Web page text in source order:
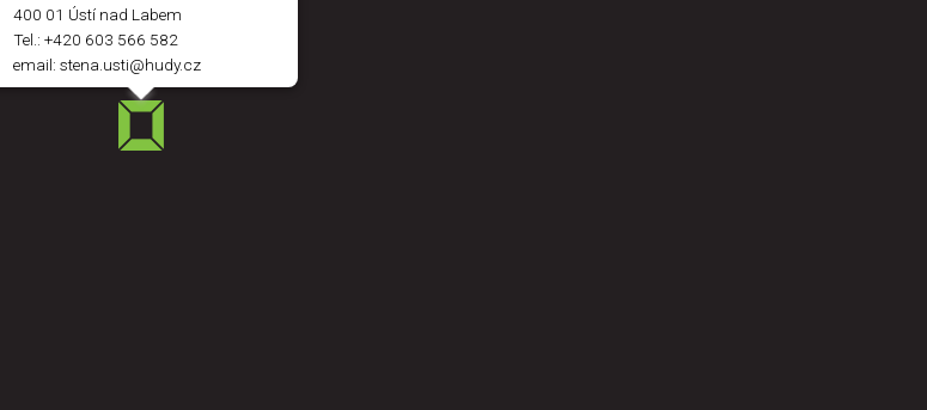
400 01 Ústí nad Labem
Tel.: +420 603 566 582
email: stena.usti@hudy.cz